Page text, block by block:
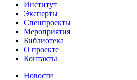
Институт
Эксперты
Спецпроекты
Мероприятия
Библиотека
О проекте
Контакты
Новости